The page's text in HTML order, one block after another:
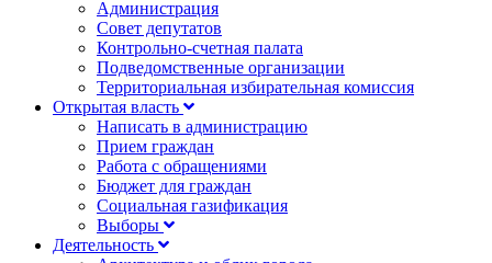
Администрация
Совет депутатов
Контрольно-счетная палата
Подведомственные организации
Территориальная избирательная комиссия
Открытая власть
Написать в администрацию
Прием граждан
Работа с обращениями
Бюджет для граждан
Социальная газификация
Выборы
Деятельность